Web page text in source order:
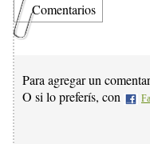
Comentarios
Para agregar un
O si lo preferís, con